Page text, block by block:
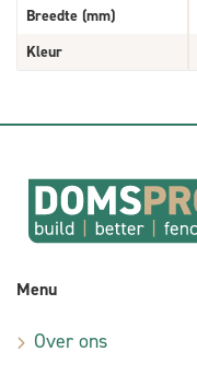
Breedte (mm)
Kleur
Menu
Over ons